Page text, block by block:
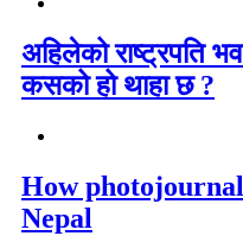
अहिलेको राष्ट्रपति
कसको हो थाहा छ ?
How
Nepal